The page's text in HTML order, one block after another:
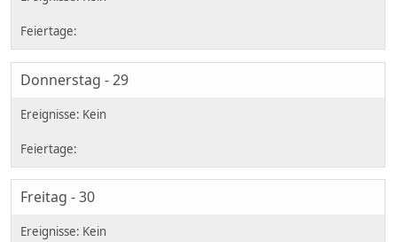
Donnerstag - 29
Freitag - 30